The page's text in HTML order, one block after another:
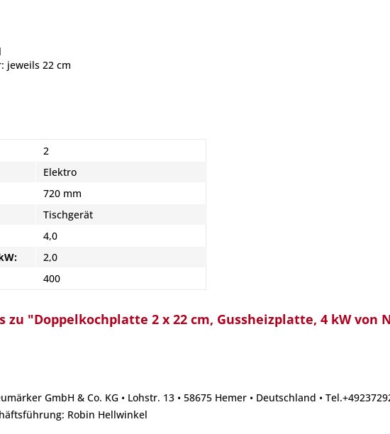
jeweils 22 cm
2
Elektro
720 mm
Tischgerät
4,0
2,0
400
"Doppelkochplatte 2 x 22 cm, Gussheizplatte, 4 kW von
GmbH & Co. KG • Lohstr. 13 • 58675 Hemer • Deutschland •
Robin Hellwinkel